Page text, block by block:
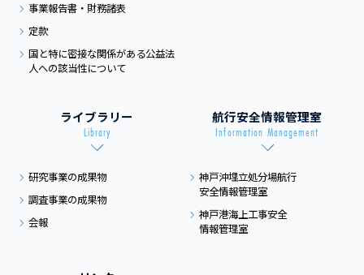
事業報告書・財務諸表
定款
国と特に密接な関係がある公益法
人への該当性について
ライブラリー
Library
研究事業の成果物
調査事業の成果物
会報
航行安全情報管理室
Information Management
神戸沖埋立処分場航行
安全情報管理室
神戸港海上工事安全
情報管理室